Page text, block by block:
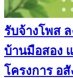
รับจ้างโพส
บ้านมือสอง
โครงการ อ